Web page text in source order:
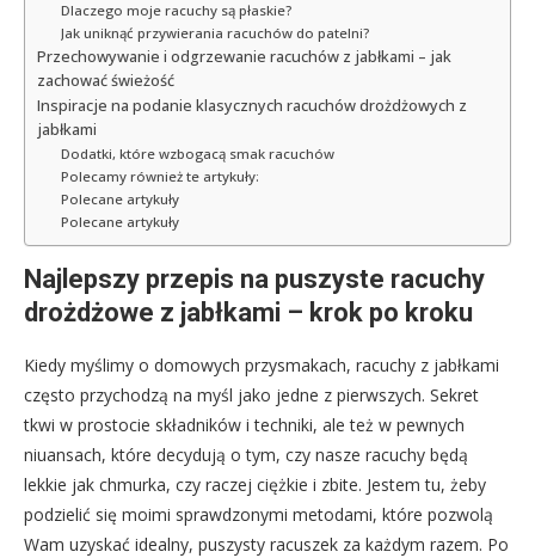
Dlaczego moje racuchy są płaskie?
Jak uniknąć przywierania racuchów do patelni?
Przechowywanie i odgrzewanie racuchów z jabłkami – jak
zachować świeżość
Inspiracje na podanie klasycznych racuchów drożdżowych z
jabłkami
Dodatki, które wzbogacą smak racuchów
Polecamy również te artykuły:
Polecane artykuły
Polecane artykuły
Najlepszy przepis na puszyste racuchy
drożdżowe z jabłkami – krok po kroku
Kiedy myślimy o domowych przysmakach, racuchy z jabłkami
często przychodzą na myśl jako jedne z pierwszych. Sekret
tkwi w prostocie składników i techniki, ale też w pewnych
niuansach, które decydują o tym, czy nasze racuchy będą
lekkie jak chmurka, czy raczej ciężkie i zbite. Jestem tu, żeby
podzielić się moimi sprawdzonymi metodami, które pozwolą
Wam uzyskać idealny, puszysty racuszek za każdym razem. Po